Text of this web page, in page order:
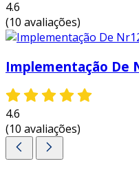
auxiliar sua empresa
garantindo a segurança e
necessárias para um
4.6
(10 avaliações)
Implementação De
4.6
(10 avaliações)